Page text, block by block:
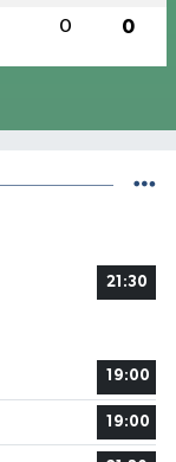
0 0
21:30
19:00
19:00